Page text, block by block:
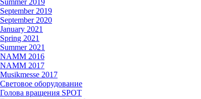
Summer 2019
September 2019
September 2020
January 2021
Spring 2021
Summer 2021
NAMM 2016
NAMM 2017
Musikmesse 2017
Световое оборудование
Голова вращения SPOT